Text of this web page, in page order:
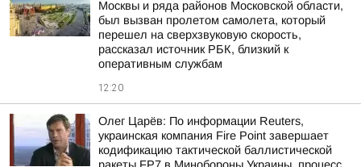
Москвы и ряда районов Московской области,
был вызван пролетом самолета, который
перешел на сверхзвуковую скорость,
рассказал источник РБК, близкий к
оперативным службам
12:20
Олег Царёв: По информации Reuters,
украинская компания Fire Point завершает
кодификацию тактической баллистической